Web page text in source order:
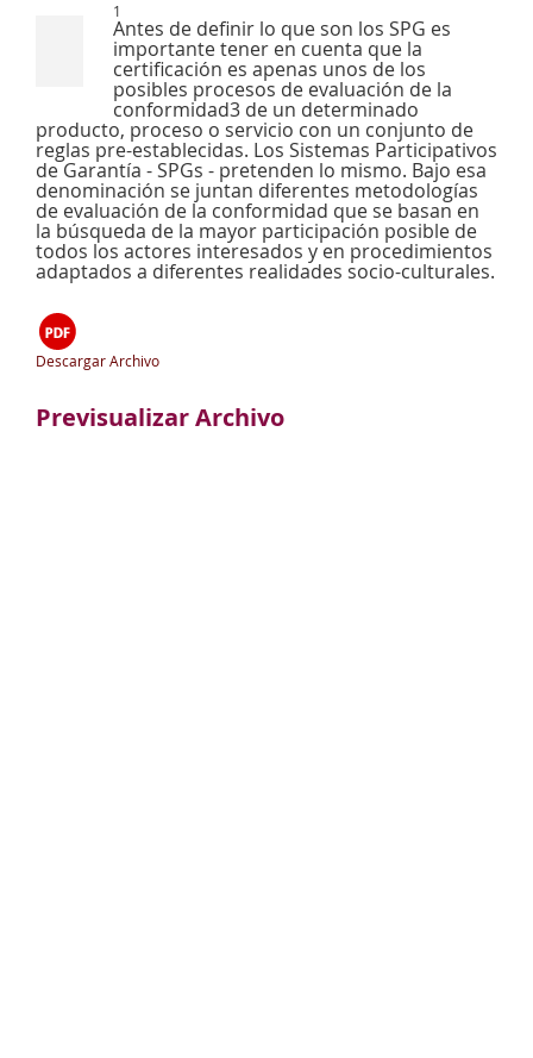
1
Antes de definir lo que son los SPG es
importante tener en cuenta que la
certificación es apenas unos de los
posibles procesos de evaluación de la
conformidad3 de un determinado
producto, proceso o servicio con un conjunto de
reglas pre-establecidas. Los Sistemas Participativos
de Garantía - SPGs - pretenden lo mismo. Bajo esa
denominación se juntan diferentes metodologías
de evaluación de la conformidad que se basan en
la búsqueda de la mayor participación posible de
todos los actores interesados y en procedimientos
adaptados a diferentes realidades socio-culturales.
Descargar Archivo
Previsualizar Archivo